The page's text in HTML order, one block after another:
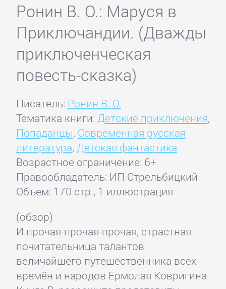
Ронин В. О.: Маруся в
Приключандии. (Дважды
приключенческая
повесть-сказка)
Писатель: Ронин В. О.
Тематика книги: Детские приключения,
Попаданцы, Современная русская
литература, Детская фантастика
Возрастное ограничение: 6+
Правообладатель: ИП Стрельбицкий
Объем: 170 стр., 1 иллюстрация
(обзор)
И прочая-прочая-прочая, страстная
почитательница талантов
величайшего путешественника всех
времён и народов Ермолая Ковригина.